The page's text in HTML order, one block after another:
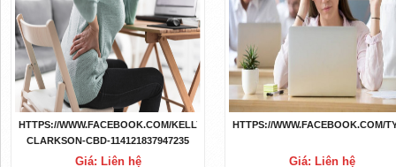
HTTPS://WWW.FACEBOOK.COM/KELLY-
CLARKSON-CBD-114121837947235
Giá: Liên hệ
HTTPS://WWW.FACEBOOK.COM/
Giá: Liên hệ